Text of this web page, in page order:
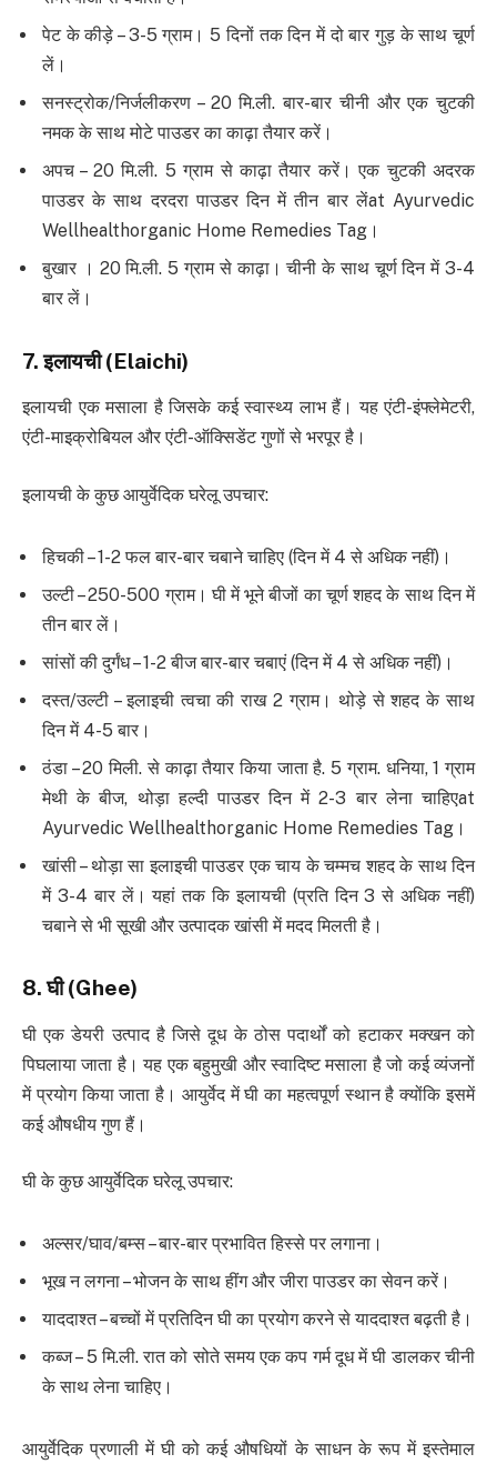
पेट के कीड़े – 3-5 ग्राम। 5 दिनों तक दिन में दो बार गुड़ के साथ चूर्ण
लें।
सनस्ट्रोक/निर्जलीकरण – 20 मि.ली. बार-बार चीनी और एक चुटकी
नमक के साथ मोटे पाउडर का काढ़ा तैयार करें।
अपच – 20 मि.ली. 5 ग्राम से काढ़ा तैयार करें। एक चुटकी अदरक
पाउडर के साथ दरदरा पाउडर दिन में तीन बार लेंat Ayurvedic
Wellhealthorganic Home Remedies Tag।
बुखार । 20 मि.ली. 5 ग्राम से काढ़ा। चीनी के साथ चूर्ण दिन में 3-4
बार लें।
7.इलायची(Elaichi)
इलायची एक मसाला है जिसके कई स्वास्थ्य लाभ हैं। यह एंटी-इंफ्लेमेटरी,
एंटी-माइक्रोबियल और एंटी-ऑक्सिडेंट गुणों से भरपूर है।
इलायची के कुछ आयुर्वेदिक घरेलू उपचार:
हिचकी – 1-2 फल बार-बार चबाने चाहिए (दिन में 4 से अधिक नहीं)।
उल्टी – 250-500 ग्राम। घी में भूने बीजों का चूर्ण शहद के साथ दिन में
तीन बार लें।
सांसों की दुर्गंध – 1-2 बीज बार-बार चबाएं (दिन में 4 से अधिक नहीं)।
दस्त/उल्टी – इलाइची त्वचा की राख 2 ग्राम। थोड़े से शहद के साथ
दिन में 4-5 बार।
ठंडा – 20 मिली. से काढ़ा तैयार किया जाता है. 5 ग्राम. धनिया, 1 ग्राम
मेथी के बीज, थोड़ा हल्दी पाउडर दिन में 2-3 बार लेना चाहिएat
Ayurvedic Wellhealthorganic Home Remedies Tag।
खांसी – थोड़ा सा इलाइची पाउडर एक चाय के चम्मच शहद के साथ दिन
में 3-4 बार लें। यहां तक ​​कि इलायची (प्रति दिन 3 से अधिक नहीं)
चबाने से भी सूखी और उत्पादक खांसी में मदद मिलती है।
8.घी(Ghee)
घी एक डेयरी उत्पाद है जिसे दूध के ठोस पदार्थों को हटाकर मक्खन को
पिघलाया जाता है। यह एक बहुमुखी और स्वादिष्ट मसाला है जो कई व्यंजनों
में प्रयोग किया जाता है। आयुर्वेद में घी का महत्वपूर्ण स्थान है क्योंकि इसमें
कई औषधीय गुण हैं।
घी के कुछ आयुर्वेदिक घरेलू उपचार:
अल्सर/घाव/बम्स – बार-बार प्रभावित हिस्से पर लगाना।
भूख न लगना – भोजन के साथ हींग और जीरा पाउडर का सेवन करें।
याददाश्त – बच्चों में प्रतिदिन घी का प्रयोग करने से याददाश्त बढ़ती है।
कब्ज – 5 मि.ली. रात को सोते समय एक कप गर्म दूध में घी डालकर चीनी
के साथ लेना चाहिए।
आयुर्वेदिक प्रणाली में घी को कई औषधियों के साधन के रूप में इस्तेमाल